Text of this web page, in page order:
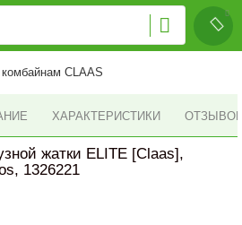
CLAAS
ХАРАКТЕРИСТИКИ ОТЗЫВОВ
жатки ELITE [Claas],
1326221